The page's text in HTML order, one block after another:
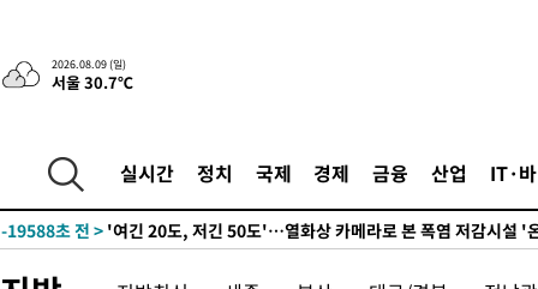
2026.08.09 (일)
서울 30.7℃
실시간 정치 국제 경제 금융 산업 IT·
-5007초 전 >
“美 이란전 무기 소진…북한과 분쟁시 주한 미군 취약해질 수 있
-19588초 전 >
차'
-19059초 전 > 콜롬비아 신임 우파 대통령 취임 하루만에 차량폭탄 폭발 사건